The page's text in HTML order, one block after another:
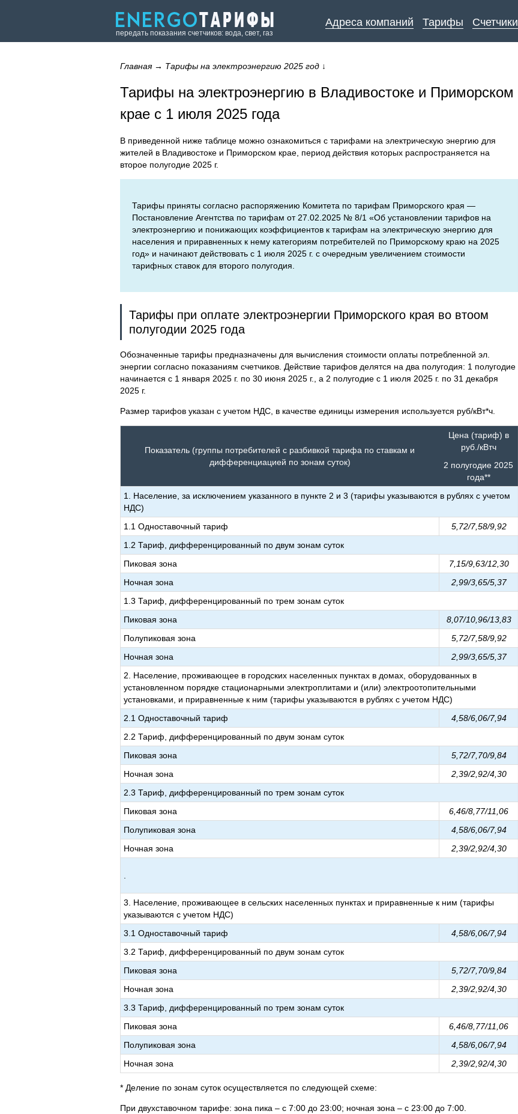
передать показания счетчиков: вода, свет, газ
Адреса компаний Тарифы Счетчики
Главная→ Тарифы на электроэнергию 2025 год ↓
Тарифы на электроэнергию в Владивостоке и Приморском
крае с 1 июля 2025 года
В приведенной ниже таблице можно ознакомиться с тарифами на электрическую энергию для
жителей в Владивостоке и Приморском крае, период действия которых распространяется на
второе полугодие 2025 г.
Тарифы приняты согласно распоряжению Комитета по тарифам Приморского края —
Постановление Агентства по тарифам от 27.02.2025 № 8/1 «Об установлении тарифов на
электроэнергию и понижающих коэффициентов к тарифам на электрическую энергию для
населения и приравненных к нему категориям потребителей по Приморскому краю на 2025
год» и начинают действовать с 1 июля 2025 г. с очередным увеличением стоимости
тарифных ставок для второго полугодия.
Тарифы при оплате электроэнергии Приморского края во втоом
полугодии 2025 года
Обозначенные тарифы предназначены для вычисления стоимости оплаты потребленной эл.
энергии согласно показаниям счетчиков. Действие тарифов делятся на два полугодия: 1 полугодие
начинается с 1 января 2025 г. по 30 июня 2025 г., а 2 полугодие с 1 июля 2025 г. по 31 декабря
2025 г.
Размер тарифов указан с учетом НДС, в качестве единицы измерения используется руб/кВт*ч.
Показатель (группы потребителей с разбивкой тарифа по ставкам и
дифференциацией по зонам суток)
Цена (тариф) в
руб./кВтч
2 полугодие 2025
года**
1. Население, за исключением указанного в пункте 2 и 3 (тарифы указываются в рублях с учетом
НДС)
1.1 Одноставочный тариф
5,72/7,58/9,92
1.2 Тариф, дифференцированный по двум зонам суток
Пиковая зона
7,15/9,63/12,30
Ночная зона
2,99/3,65/5,37
1.3 Тариф, дифференцированный по трем зонам суток
Пиковая зона
8,07/10,96/13,83
Полупиковая зона
5,72/7,58/9,92
Ночная зона
2,99/3,65/5,37
2. Население, проживающее в городских населенных пунктах в домах, оборудованных в
установленном порядке стационарными электроплитами и (или) электроотопительными
установками, и приравненные к ним (тарифы указываются в рублях с учетом НДС)
2.1 Одноставочный тариф
4,58/6,06/7,94
2.2 Тариф, дифференцированный по двум зонам суток
Пиковая зона
5,72/7,70/9,84
Ночная зона
2,39/2,92/4,30
2.3 Тариф, дифференцированный по трем зонам суток
Пиковая зона
6,46/8,77/11,06
Полупиковая зона
4,58/6,06/7,94
Ночная зона
2,39/2,92/4,30
3. Население, проживающее в сельских населенных пунктах и приравненные к ним (тарифы
указываются с учетом НДС)
3.1 Одноставочный тариф
4,58/6,06/7,94
3.2 Тариф, дифференцированный по двум зонам суток
Пиковая зона
5,72/7,70/9,84
Ночная зона
2,39/2,92/4,30
3.3 Тариф, дифференцированный по трем зонам суток
Пиковая зона
6,46/8,77/11,06
Полупиковая зона
4,58/6,06/7,94
Ночная зона
2,39/2,92/4,30
* Деление по зонам суток осуществляется по следующей схеме:
При двухставочном тарифе: зона пика – с 7:00 до 23:00; ночная зона – с 23:00 до 7:00.